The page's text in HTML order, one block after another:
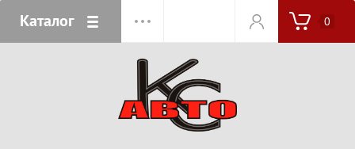
Каталог 0